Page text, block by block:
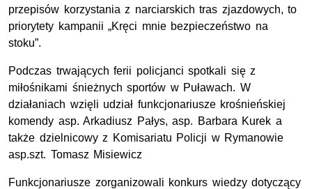
przepisów korzystania z narciarskich tras zjazdowych, to
priorytety kampanii „Kręci mnie bezpieczeństwo na
stoku”.
Podczas trwających ferii policjanci spotkali się z
miłośnikami śnieżnych sportów w Puławach. W
działaniach wzięli udział funkcjonariusze krośnieńskiej
komendy asp. Arkadiusz Pałys, asp. Barbara Kurek a
także dzielnicowy z Komisariatu Policji w Rymanowie
asp.szt. Tomasz Misiewicz
Funkcjonariusze zorganizowali konkurs wiedzy dotyczący